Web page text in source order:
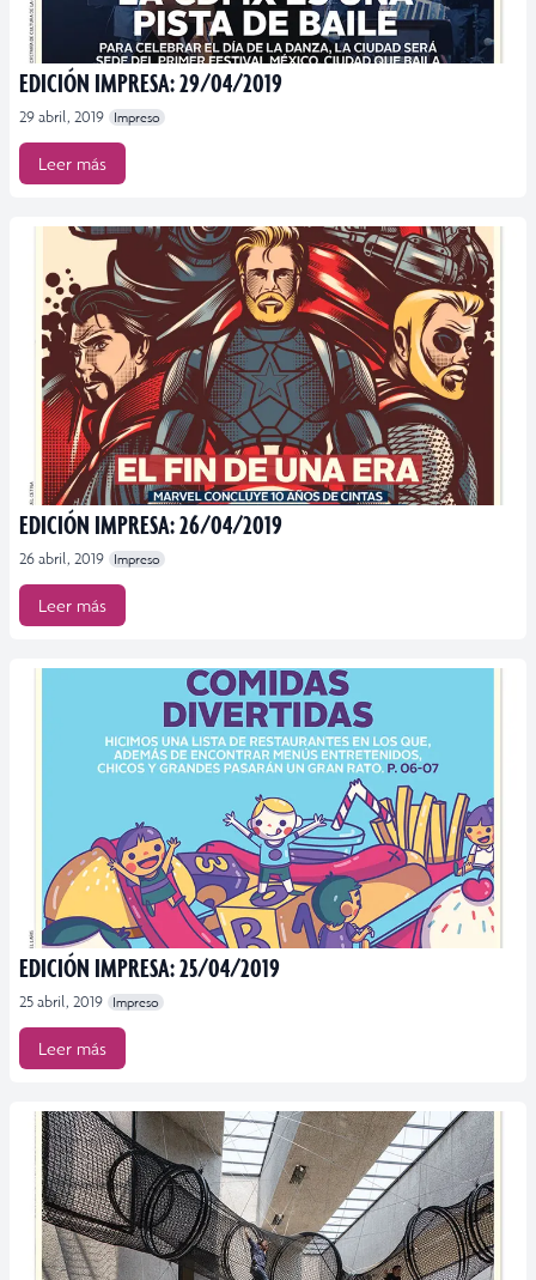
EDICIÓN IMPRESA: 29/04/2019
29 abril, 2019 Impreso
Leer más
EDICIÓN IMPRESA: 26/04/2019
26 abril, 2019 Impreso
Leer más
EDICIÓN IMPRESA: 25/04/2019
25 abril, 2019 Impreso
Leer más